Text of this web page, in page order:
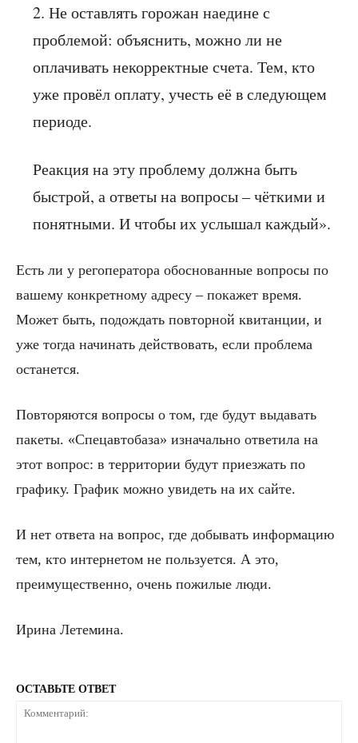
2. Не оставлять горожан наедине с
проблемой: объяснить, можно ли не
оплачивать некорректные счета. Тем, кто
уже провёл оплату, учесть её в следующем
периоде.
Реакция на эту проблему должна быть
быстрой, а ответы на вопросы – чёткими и
понятными. И чтобы их услышал каждый».
Есть ли у регоператора обоснованные вопросы по
вашему конкретному адресу – покажет время.
Может быть, подождать повторной квитанции, и
уже тогда начинать действовать, если проблема
останется.
Повторяются вопросы о том, где будут выдавать
пакеты. «Спецавтобаза» изначально ответила на
этот вопрос: в территории будут приезжать по
графику. График можно увидеть на их сайте.
И нет ответа на вопрос, где добывать информацию
тем, кто интернетом не пользуется. А это,
преимущественно, очень пожилые люди.
Ирина Летемина.
ОСТАВЬТЕ ОТВЕТ